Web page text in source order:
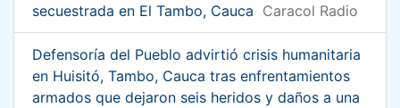
secuestrada en El Tambo, Cauca Caracol Radio
Defensoría del Pueblo advirtió crisis humanitaria
en Huisitó, Tambo, Cauca tras enfrentamientos
armados que dejaron seis heridos y daños a una